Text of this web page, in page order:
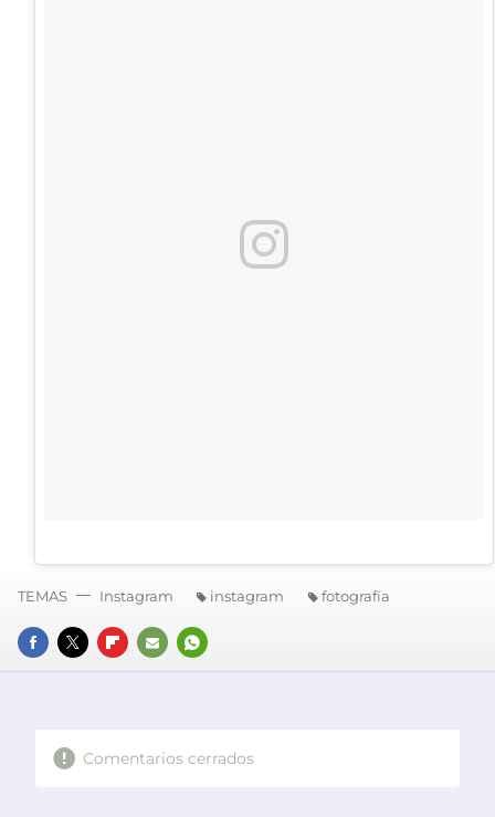
FACEBOOK
TWITTERFLIPBOARD
E-
WHATSAPP
TEMAS Instagram instagram fotografía
Comentarios cerrados